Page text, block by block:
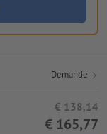
Demande
€ 138,14
€ 165,77